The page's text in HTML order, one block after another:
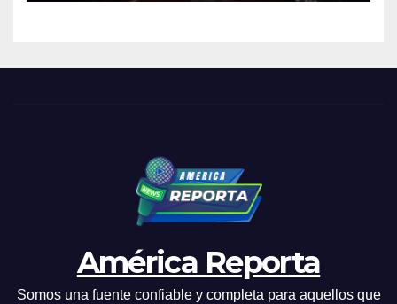
América Reporta
Somos una fuente confiable y completa para aquellos que